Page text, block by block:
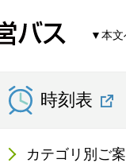
槻
市
▼本文
時刻表
カテゴリ別ご